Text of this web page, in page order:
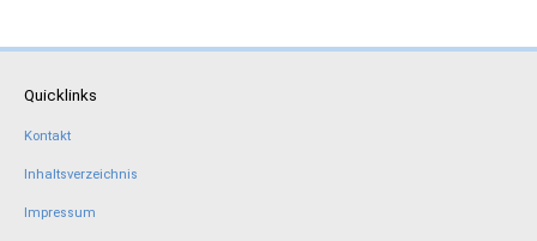
Quicklinks
Kontakt
Inhaltsverzeichnis
Impressum